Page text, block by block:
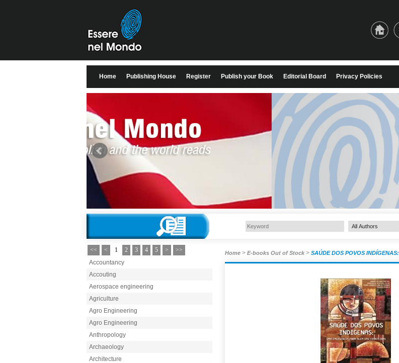
Home Publishing House Register Publish your Book Editorial Board Privacy Policies
<< < 1 2 3 4 5 >
>>
Accountancy
Accouting
Aerospace engineering
Agriculture
Agro Engineering
Agro Engineering
Anthropology
Archaeology
Architecture
Home > E-books Out of Stock > SAÚDE DOS POVOS INDÍGENAS: